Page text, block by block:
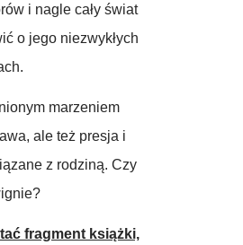
i nagle cały świat
o jego niezwykłych
marzeniem
ale też presja i
z rodziną. Czy
fragment książki,